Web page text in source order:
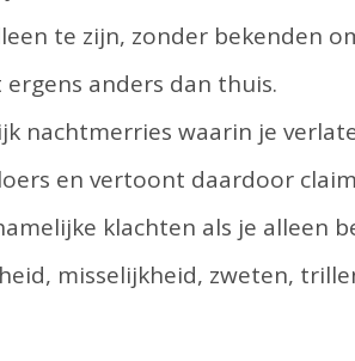
te zijn, zonder bekenden
ergens anders dan thuis.
nachtmerries waarin je
en vertoont daardoor
klachten als je alleen
misselijkheid, zweten,